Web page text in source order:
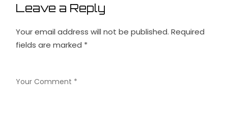
Leave a Reply
Your email address will not be published. Required
fields are marked *